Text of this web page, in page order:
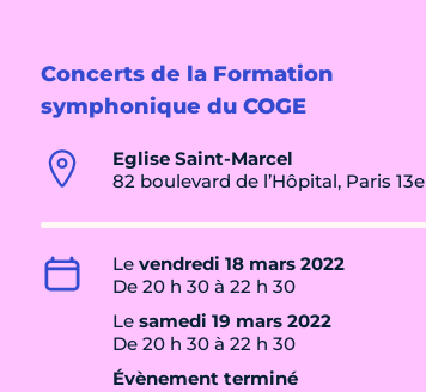
Concerts de la Formation
symphonique du COGE
Eglise Saint-Marcel
82 boulevard de l’Hôpital, Paris 13e
Le vendredi 18 mars 2022
De 20 h 30 à 22 h 30
Le samedi 19 mars 2022
De 20 h 30 à 22 h 30
Évènement terminé